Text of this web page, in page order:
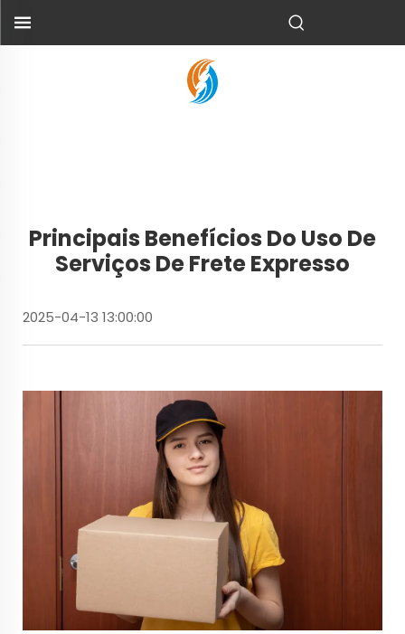
Principais Benefícios Do Uso De
Serviços De Frete Expresso
2025-04-13 13:00:00